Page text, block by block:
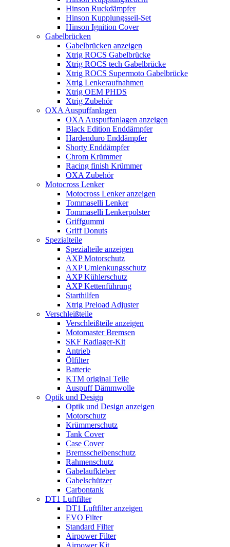
Hinson Ruckdämpfer
Hinson Kupplungsseil-Set
Hinson Ignition Cover
Gabelbrücken
Gabelbrücken anzeigen
Xtrig ROCS Gabelbrücke
Xtrig ROCS tech Gabelbrücke
Xtrig ROCS Supermoto Gabelbrücke
Xtrig Lenkeraufnahmen
Xtrig OEM PHDS
Xtrig Zubehör
OXA Auspuffanlagen
OXA Auspuffanlagen anzeigen
Black Edition Enddämpfer
Hardenduro Enddämpfer
Shorty Enddämpfer
Chrom Krümmer
Racing finish Krümmer
OXA Zubehör
Motocross Lenker
Motocross Lenker anzeigen
Tommaselli Lenker
Tommaselli Lenkerpolster
Griffgummi
Griff Donuts
Spezialteile
Spezialteile anzeigen
AXP Motorschutz
AXP Umlenkungsschutz
AXP Kühlerschutz
AXP Kettenführung
Starthilfen
Xtrig Preload Adjuster
Verschleißteile
Verschleißteile anzeigen
Motomaster Bremsen
SKF Radlager-Kit
Antrieb
Ölfilter
Batterie
KTM original Teile
Auspuff Dämmwolle
Optik und Design
Optik und Design anzeigen
Motorschutz
Krümmerschutz
Tank Cover
Case Cover
Bremsscheibenschutz
Rahmenschutz
Gabelaufkleber
Gabelschützer
Carbontank
DT1 Luftfilter
DT1 Luftfilter anzeigen
EVO Filter
Standard Filter
Airpower Filter
Airpower Kit